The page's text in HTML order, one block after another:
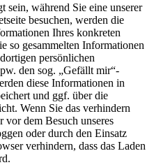
sein, während Sie eine unserer
besuchen, werden die
Ihres konkreten
so gesammelten Informationen
persönlichen
den sog. „Gefällt mir“-
diese Informationen in
und ggf. über die
Wenn Sie das verhindern
vor dem Besuch unseres
oder durch den Einsatz
verhindern, dass das Laden